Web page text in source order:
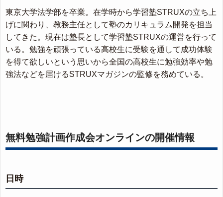
東京大学法学部を卒業。在学時から学習塾STRUXの立ち上
げに関わり、教務主任として塾のカリキュラム開発を担当
してきた。現在は塾長として学習塾STRUXの運営を行って
いる。勉強を頑張っている高校生に受験を通して成功体験
を得て欲しいという思いから全国の高校生に勉強効率や勉
強法などを届けるSTRUXマガジンの監修を務めている。
無料勉強計画作成会オンラインの開催情報
日時